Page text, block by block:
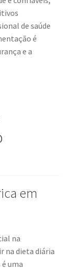
de saúde
é
e a
em
na
na dieta diária
uma